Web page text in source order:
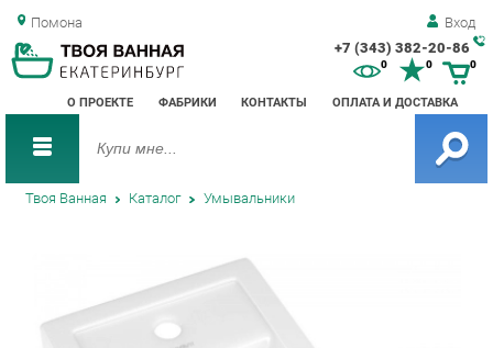
Помона Вход
+7 (343) 382-20-86
О ПРОЕКТЕ ФАБРИКИ КОНТАКТЫ ОПЛАТА И ДОСТАВКА
0 0
Твоя Ванная Каталог Умывальники